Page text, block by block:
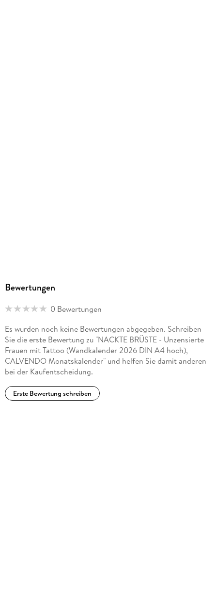
Bewertungen
0 Bewertungen
Es wurden noch keine Bewertungen abgegeben. Schreiben
Sie die erste Bewertung zu "NACKTE BRÜSTE - Unzensierte
Frauen mit Tattoo (Wandkalender 2026 DIN A4 hoch),
CALVENDO Monatskalender" und helfen Sie damit anderen
bei der Kaufentscheidung.
Erste Bewertung schreiben